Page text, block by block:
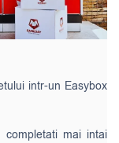
intr-un Easybox
mai intai